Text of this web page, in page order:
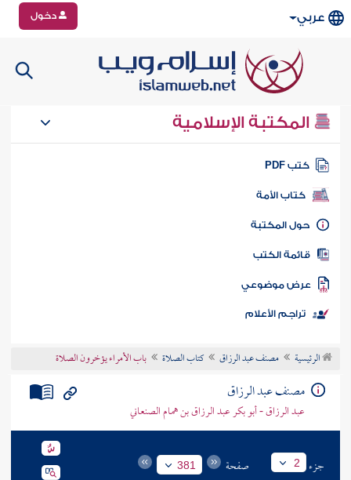
عربي دخول
المكتبة الإسلامية
كتب PDF
كتاب الأمة
المكتبة
الكتب
موضوعي
تراجم الأعلام
الرئيسية مصنف عبد الرزاق كتاب الصلاة باب الأمراء يؤخرون الصلاة
مصنف عبد الرزاق
عبد الرزاق - أبو بكر عبد الرزاق بن همام الصنعاني
جزء 2 صفحة 381